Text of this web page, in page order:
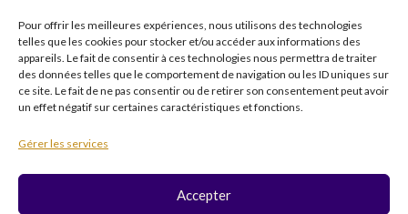
Pour offrir les meilleures expériences, nous utilisons des technologies
telles que les cookies pour stocker et/ou accéder aux informations des
appareils. Le fait de consentir à ces technologies nous permettra de traiter
des données telles que le comportement de navigation ou les ID uniques sur
ce site. Le fait de ne pas consentir ou de retirer son consentement peut avoir
un effet négatif sur certaines caractéristiques et fonctions.
Gérer les services
Accepter
Copyright © 2026 Psycholistik Box | EI Delphine